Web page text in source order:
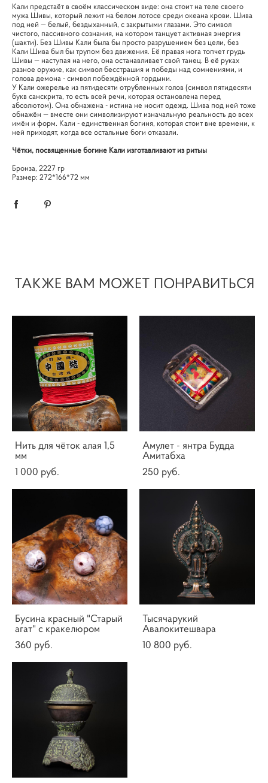
Кали предстаёт в своём классическом виде: она стоит на теле своего
мужа Шивы, который лежит на белом лотосе среди океана крови. Шива
под ней — белый, бездыханный, с закрытыми глазами. Это символ
чистого, пассивного сознания, на котором танцует активная энергия
(шакти). Без Шивы Кали была бы просто разрушением без цели, без
Кали Шива был бы трупом без движения. Её правая нога топчет грудь
Шивы — наступая на него, она останавливает свой танец. В её руках
разное оружие, как символ бесстрашия и победы над сомнениями, и
голова демона - символ побеждённой гордыни.
У Кали ожерелье из пятидесяти отрубленных голов (символ пятидесяти
букв санскрита, то есть всей речи, которая остановлена перед
абсолютом). Она обнажена - истина не носит одежд. Шива под ней тоже
обнажён — вместе они символизируют изначальную реальность до всех
имён и форм. Кали - единственная богиня, которая стоит вне времени, к
ней приходят, когда все остальные боги отказали.
Чётки, посвященные богине Кали изготавливают из ритыы
Бронза, 2227 гр
Размер: 272*166*72 мм
ТАКЖЕ ВАМ МОЖЕТ ПОНРАВИТЬСЯ
Нить для чёток алая 1,5
мм
1 000 pуб.
Амулет - янтра Будда
Амитабха
250 pуб.
Бусина красный "Старый
агат" с кракелюром
360 pуб.
Тысячарукий
Авалокитешвара
10 800 pуб.